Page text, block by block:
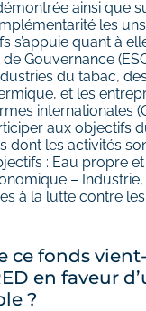
ainsi que
les
s’appuie quant à
Gouvernance
du tabac,
et les
internationales
aux objectifs
dont les activités
: Eau propre
–
à la lutte contre
ce fonds
en faveur
?